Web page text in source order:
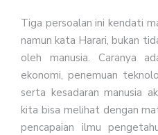
Tiga persoalan ini kendati
namun kata Harari, bukan
oleh manusia. Caranya
ekonomi, penemuan
serta kesadaran manusia
kita bisa melihat dengan
pencapaian ilmu